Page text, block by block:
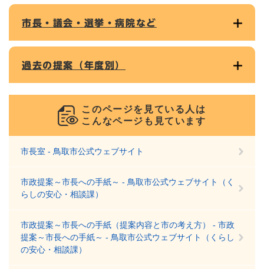
市長・議会・選挙・病院など
過去の提案（年度別）
このページを見ている人は
こんなページも見ています
市長室 - 鳥取市公式ウェブサイト
市政提案～市長への手紙～ - 鳥取市公式ウェブサイト（く
らしの安心・相談課）
市政提案～市長への手紙（提案内容と市の考え方） - 市政
提案～市長への手紙～ - 鳥取市公式ウェブサイト（くらし
の安心・相談課）